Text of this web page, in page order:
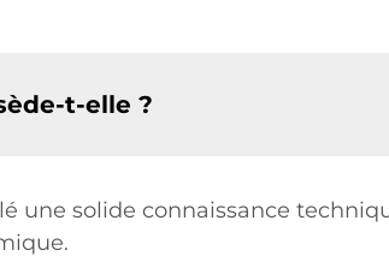
t-elle ?
une solide connaissance